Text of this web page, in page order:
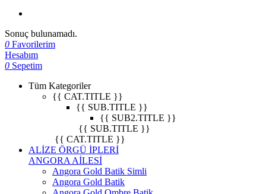
Sonuç bulunamadı.
0 Favorilerim
Hesabım
0 Sepetim
Tüm Kategoriler
{{ CAT.TITLE }}
{{ SUB.TITLE }}
{{ SUB2.TITLE }}
{{ SUB.TITLE }}
{{ CAT.TITLE }}
ALİZE ÖRGÜ İPLERİ
ANGORA AİLESİ
Angora Gold Batik Simli
Angora Gold Batik